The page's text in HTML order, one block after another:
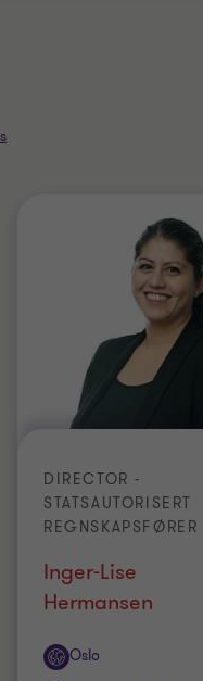
Inger-Lise
Hermansen
DIRECTOR -
STATSAUTORISERT
REGNSKAPSFØRER
Oslo
Office